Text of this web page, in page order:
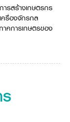
รสร้างเกษตรกร
ครื่องจักรกล
คการเกษตรของ